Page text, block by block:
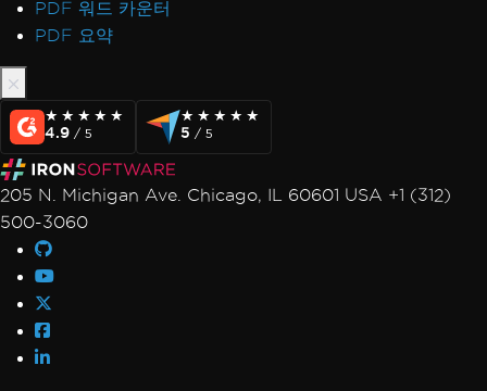
PDF 워드 카운터
PDF 요약
★★★★★
★★★★★
4.9 / 5
★★★★★
★★★★★
5 / 5
205 N. Michigan Ave. Chicago, IL 60601 USA +1 (312)
500-3060